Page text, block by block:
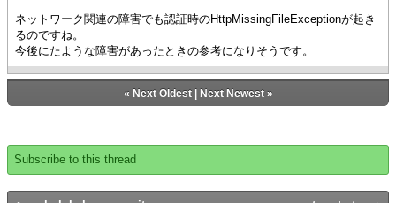
ネットワーク関連の障害でも認証時のHttpMissingFileExceptionが起き
るのですね。
今後にたような障害があったときの参考になりそうです。
« Next Oldest| Next Newest»
Subscribe to this thread